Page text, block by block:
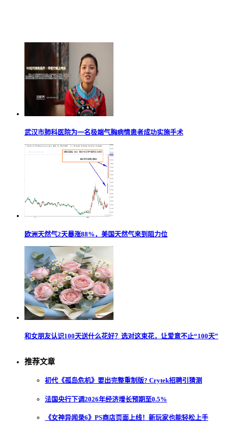
武汉市肺科医院为一名极端气胸病情患者成功实施手术
欧洲天然气2天暴涨88%，美国天然气来到阻力位
和女朋友认识100天送什么花好？选对这束花，让爱意不止“100天”
推荐文章
初代《孤岛危机》要出完整重制版? Crytek招聘引猜测
法国央行下调2026年经济增长预期至0.5%
《女神异闻录6》PS商店页面上线！新玩家也能轻松上手